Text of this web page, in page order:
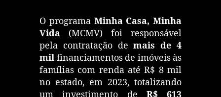
O programa Minha Casa, Minha
Vida (MCMV) foi responsável
pela contratação de mais de 4
mil financiamentos de imóveis às
famílias com renda até R$ 8 mil
no estado, em 2023, totalizando
um investimento de R$ 613